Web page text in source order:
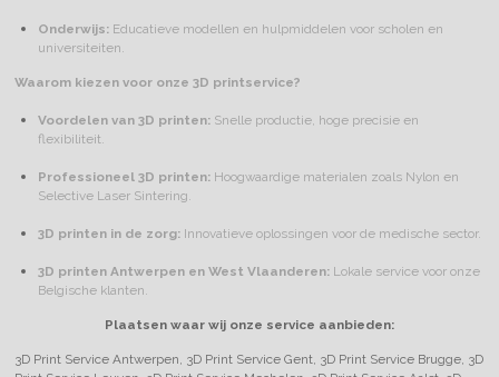
Onderwijs:Educatieve modellen en hulpmiddelen voor scholen en
universiteiten.
Waarom kiezen voor onze 3D printservice?
Voordelen van 3D printen:Snelle productie, hoge precisie en
flexibiliteit.
Professioneel 3D printen:Hoogwaardige materialen zoals Nylon en
Selective Laser Sintering.
3D printen in de zorg:Innovatieve oplossingen voor de medische sector.
3D printen Antwerpen en West Vlaanderen:Lokale service voor onze
Belgische klanten.
Plaatsen waar wij onze service aanbieden:
3D Print Service Antwerpen, 3D Print Service Gent, 3D Print Service Brugge, 3D